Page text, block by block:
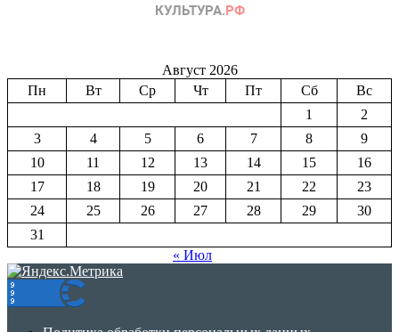
Август 2026
Пн
Вт Ср Чт Пт Сб
Вс
1
2
3
4 5 6 7 8
9
10
11 12 13 14 15
16
17
18 19 20 21 22
23
24
25 26 27 28 29
30
31
« Июл